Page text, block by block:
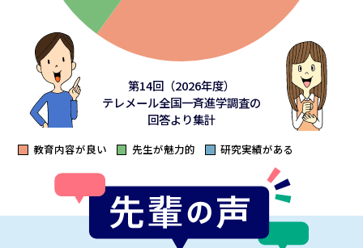
教育内容が良い 先生が魅力的 研究実績がある
第14回（2026年度）
テレメール全国一斉進学調査の
回答より集計